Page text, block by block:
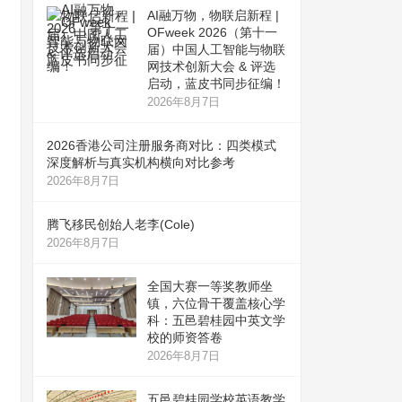
AI融万物，物联启新程 |
OFweek 2026（第十一
届）中国人工智能与物联
网技术创新大会 & 评选
启动，蓝皮书同步征编！
2026年8月7日
2026香港公司注册服务商对比：四类模式
深度解析与真实机构横向对比参考
2026年8月7日
腾飞移民创始人老李(Cole)
2026年8月7日
全国大赛一等奖教师坐
镇，六位骨干覆盖核心学
科：五邑碧桂园中英文学
校的师资答卷
2026年8月7日